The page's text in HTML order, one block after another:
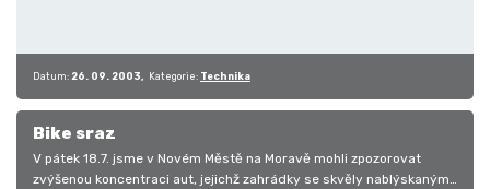
Datum: 26. 09. 2003 Kategorie: Technika
Bike sraz
V pátek 18.7. jsme v Novém Městě na Moravě mohli zpozorovat
zvýšenou koncentraci aut, jejichž zahrádky se skvěly nablýskanými